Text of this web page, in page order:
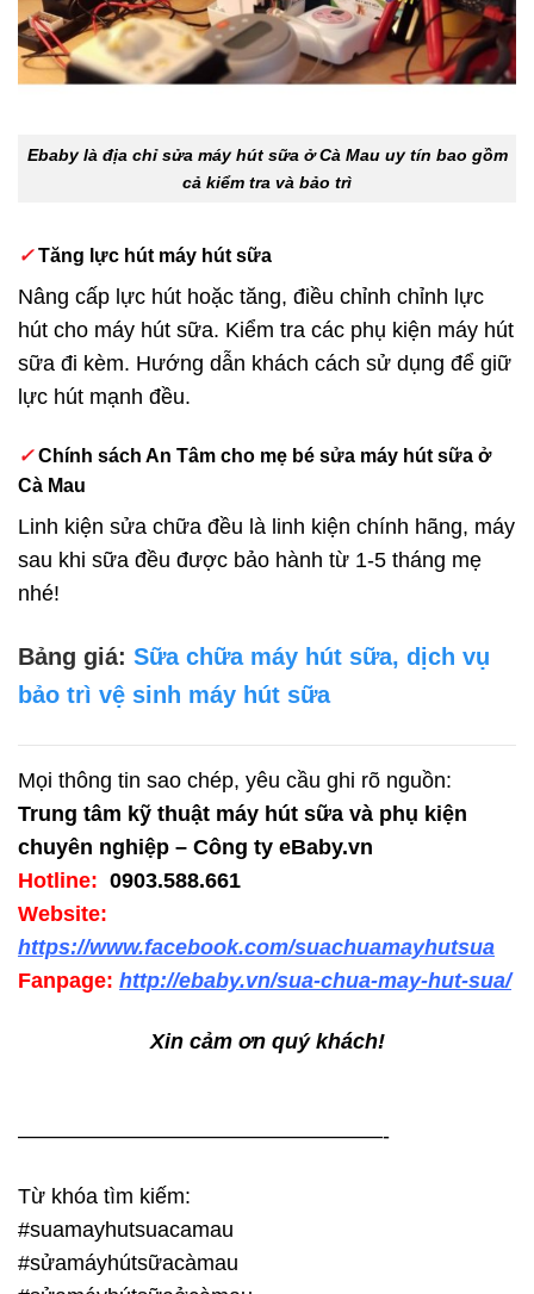
Ebaby là địa chỉ sửa máy hút sữa ở Cà Mau uy tín bao gồm
cả kiểm tra và bảo trì
✓Tăng lực hút máy hút sữa
Nâng cấp lực hút hoặc tăng, điều chỉnh chỉnh lực
hút cho máy hút sữa. Kiểm tra các phụ kiện máy hút
sữa đi kèm. Hướng dẫn khách cách sử dụng để giữ
lực hút mạnh đều.
✓Chính sách An Tâm cho mẹ bé sửa máy hút sữa ở
Cà Mau
Linh kiện sửa chữa đều là linh kiện chính hãng, máy
sau khi sữa đều được bảo hành từ 1-5 tháng mẹ
nhé!
Bảng giá: Sữa chữa máy hút sữa, dịch vụ
bảo trì vệ sinh máy hút sữa
Mọi thông tin sao chép, yêu cầu ghi rõ nguồn:
Trung tâm kỹ thuật máy hút sữa và phụ kiện
chuyên nghiệp – Công ty eBaby.vn
Hotline: 0903.588.661
Website:
https://www.facebook.com/suachuamayhutsua
Fanpage: http://ebaby.vn/sua-chua-may-hut-sua/
Xin cảm ơn quý khách!
—————————————————-
Từ khóa tìm kiếm:
#suamayhutsuacamau
#sửamáyhútsữacàmau